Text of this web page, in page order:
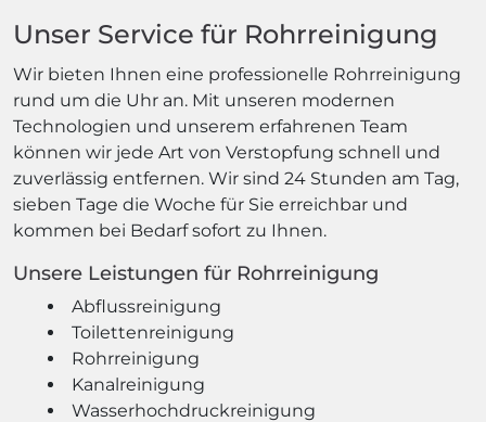
Unser Service für Rohrreinigung
Wir bieten Ihnen eine professionelle Rohrreinigung
rund um die Uhr an. Mit unseren modernen
Technologien und unserem erfahrenen Team
können wir jede Art von Verstopfung schnell und
zuverlässig entfernen. Wir sind 24 Stunden am Tag,
sieben Tage die Woche für Sie erreichbar und
kommen bei Bedarf sofort zu Ihnen.
Unsere Leistungen für Rohrreinigung
Abflussreinigung
Toilettenreinigung
Rohrreinigung
Kanalreinigung
Wasserhochdruckreinigung